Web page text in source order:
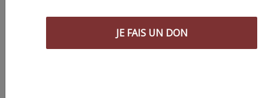
demande beaucoup d’autres pour mon
boulot et ça ne me pose pas soucis. Mais
depuis le début cette crise du Covid a été
JE FAIS UN DON